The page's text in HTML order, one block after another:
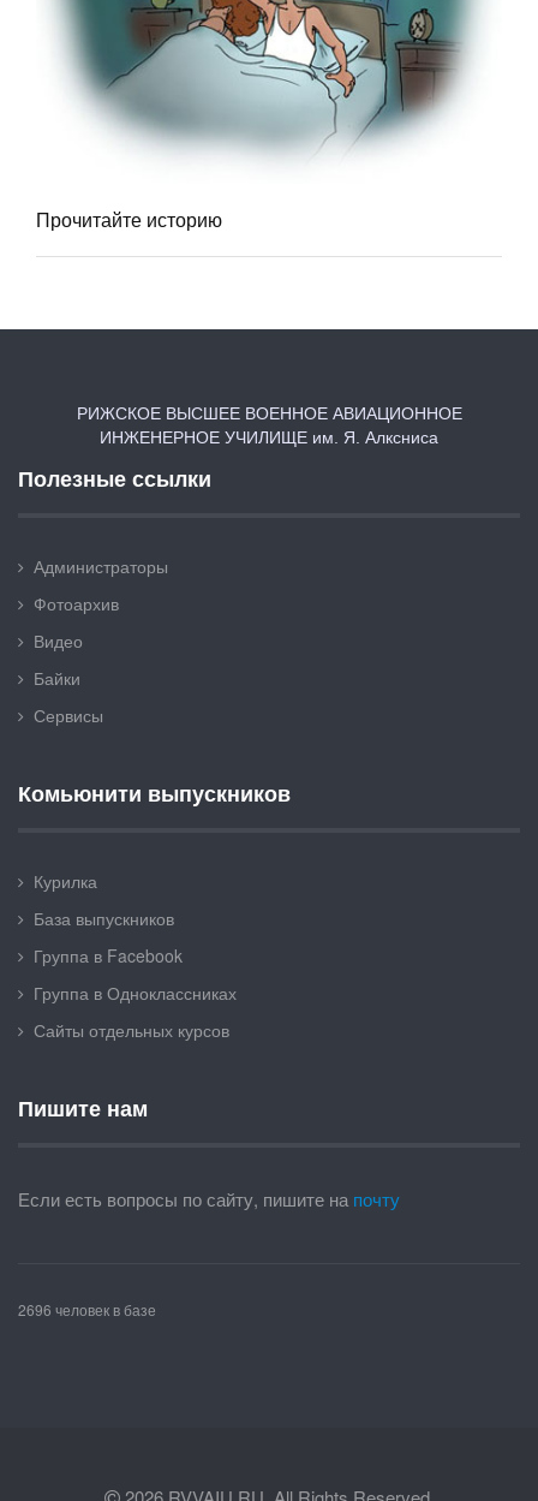
Прочитайте историю
РИЖСКОЕ ВЫСШЕЕ ВОЕННОЕ АВИАЦИОННОЕ
ИНЖЕНЕРНОЕ УЧИЛИЩЕ им. Я. Алксниса
Полезные ссылки
Администраторы
Фотоархив
Видео
Байки
Сервисы
Комьюнити выпускников
Курилка
База выпускников
Группа в Facebook
Группа в Одноклассниках
Сайты отдельных курсов
Пишите нам
Если есть вопросы по сайту, пишите на почту
2696 человек в базе